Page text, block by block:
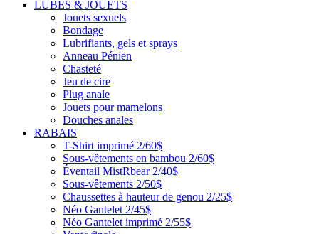
LUBES & JOUETS
Jouets sexuels
Bondage
Lubrifiants, gels et sprays
Anneau Pénien
Chasteté
Jeu de cire
Plug anale
Jouets pour mamelons
Douches anales
RABAIS
T-Shirt imprimé 2/60$
Sous-vêtements en bambou 2/60$
Éventail MistRbear 2/40$
Sous-vêtements 2/50$
Chaussettes à hauteur de genou 2/25$
Néo Gantelet 2/45$
Néo Gantelet imprimé 2/55$